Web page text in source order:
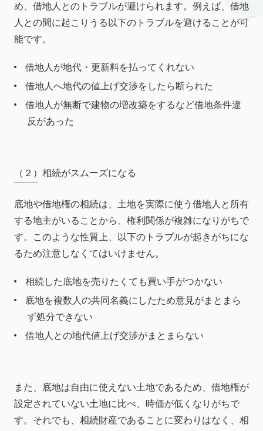
め、借地人とのトラブルが避けられます。例えば、借地
人との間に起こりうる以下のトラブルを避けることが可
能です。
借地人が地代・更新料を払ってくれない
借地人へ地代の値上げ交渉をしたら断られた
借地人が無断で建物の増改築をするなど借地条件違
反があった
（２）相続がスムーズになる
底地や借地権の相続は、土地を実際に使う借地人と所有
する地主がいることから、権利関係が複雑になりがちで
す。このような性質上、以下のトラブルが起きがちにな
るため注意しなくてはいけません。
相続した底地を売りたくても買い手がつかない
底地を複数人の共同名義にしたため意見がまとまら
ず処分できない
借地人との地代値上げ交渉がまとまらない
また、底地は自由に使えない土地であるため、借地権が
設定されていない土地に比べ、時価が低くなりがちで
す。それでも、相続財産であることに変わりはなく、相